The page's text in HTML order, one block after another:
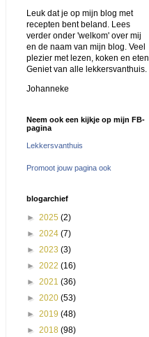
Leuk dat je op mijn blog met
recepten bent beland. Lees
verder onder 'welkom' over mij
en de naam van mijn blog. Veel
plezier met lezen, koken en eten.
Geniet van alle lekkersvanthuis.
Johanneke
Neem ook een kijkje op mijn FB-
pagina
Lekkersvanthuis
Promoot jouw pagina ook
blogarchief
► 2025 (2)
► 2024 (7)
► 2023 (3)
► 2022 (16)
► 2021 (36)
► 2020 (53)
► 2019 (48)
► 2018 (98)